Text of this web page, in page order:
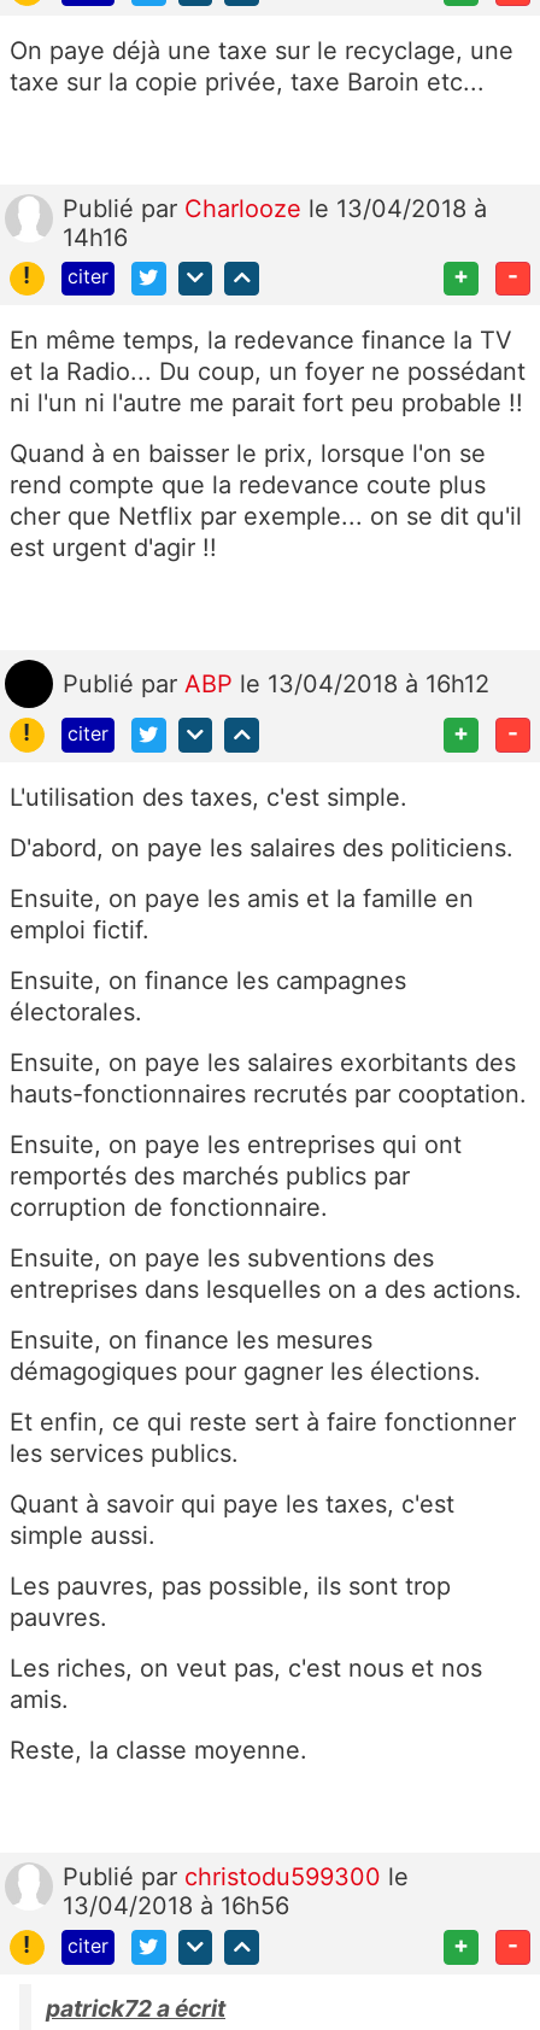
On paye déjà une taxe sur le recyclage, une
taxe sur la copie privée, taxe Baroin etc...
Publié par Charlooze le 13/04/2018 à
14h16
!
citer + -
En même temps, la redevance finance la TV
et la Radio... Du coup, un foyer ne possédant
ni l'un ni l'autre me parait fort peu probable !!
Quand à en baisser le prix, lorsque l'on se
rend compte que la redevance coute plus
cher que Netflix par exemple... on se dit qu'il
est urgent d'agir !!
Publié par ABP le 13/04/2018 à 16h12
!
citer + -
L'utilisation des taxes, c'est simple.
D'abord, on paye les salaires des politiciens.
Ensuite, on paye les amis et la famille en
emploi fictif.
Ensuite, on finance les campagnes
électorales.
Ensuite, on paye les salaires exorbitants des
hauts-fonctionnaires recrutés par cooptation.
Ensuite, on paye les entreprises qui ont
remportés des marchés publics par
corruption de fonctionnaire.
Ensuite, on paye les subventions des
entreprises dans lesquelles on a des actions.
Ensuite, on finance les mesures
démagogiques pour gagner les élections.
Et enfin, ce qui reste sert à faire fonctionner
les services publics.
Quant à savoir qui paye les taxes, c'est
simple aussi.
Les pauvres, pas possible, ils sont trop
pauvres.
Les riches, on veut pas, c'est nous et nos
amis.
Reste, la classe moyenne.
Publié par christodu599300 le
13/04/2018 à 16h56
!
citer + -
patrick72 a écrit